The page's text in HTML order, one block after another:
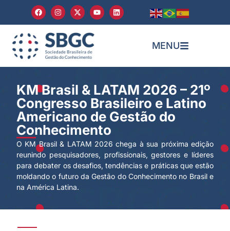
MENU
KM Brasil & LATAM 2026 – 21º
Congresso Brasileiro e Latino
Americano de Gestão do
Conhecimento
O KM Brasil & LATAM 2026 chega à sua próxima edição
reunindo pesquisadores, profissionais, gestores e líderes
para debater os desafios, tendências e práticas que estão
moldando o futuro da Gestão do Conhecimento no Brasil e
na América Latina.